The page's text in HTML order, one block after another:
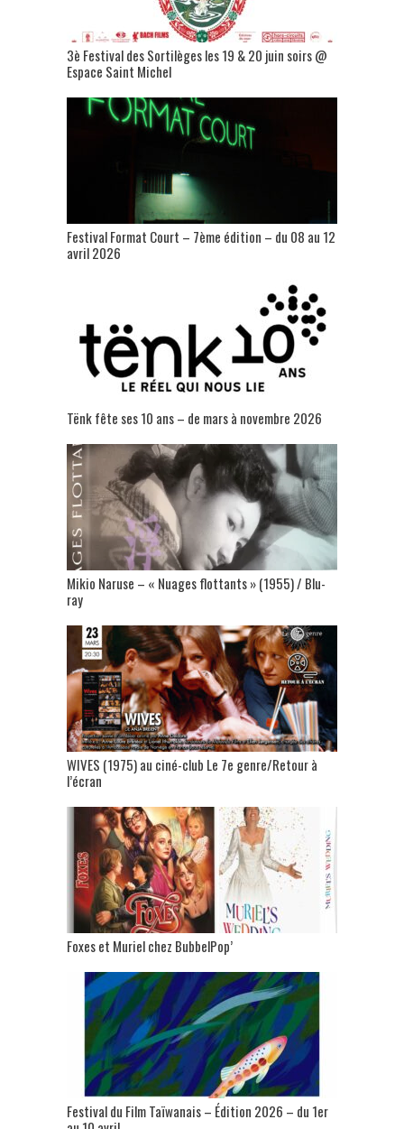
3è Festival des Sortilèges les 19 & 20 juin soirs @
Espace Saint Michel
Festival Format Court – 7ème édition – du 08 au 12
avril 2026
Tënk fête ses 10 ans – de mars à novembre 2026
Mikio Naruse – « Nuages flottants » (1955) / Blu-
ray
WIVES (1975) au ciné-club Le 7e genre/Retour à
l’écran
Foxes et Muriel chez BubbelPop’
Festival du Film Taïwanais – Édition 2026 – du 1er